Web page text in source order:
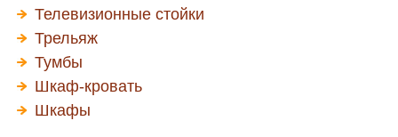
Телевизионные стойки
Трельяж
Тумбы
Шкаф-кровать
Шкафы